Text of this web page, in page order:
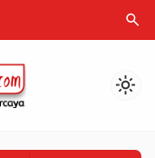
search
light_mode